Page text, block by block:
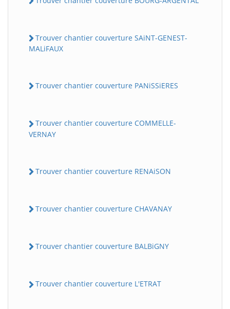
Trouver chantier couverture SAiNT-GENEST-
MALiFAUX
Trouver chantier couverture PANiSSiERES
Trouver chantier couverture COMMELLE-
VERNAY
Trouver chantier couverture RENAiSON
Trouver chantier couverture CHAVANAY
Trouver chantier couverture BALBiGNY
Trouver chantier couverture L'ETRAT